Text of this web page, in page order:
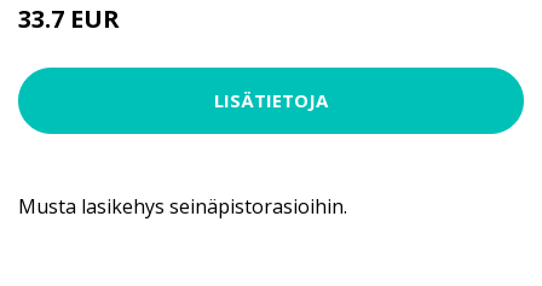
33.7 EUR
LISÄTIETOJA
Musta lasikehys seinäpistorasioihin.